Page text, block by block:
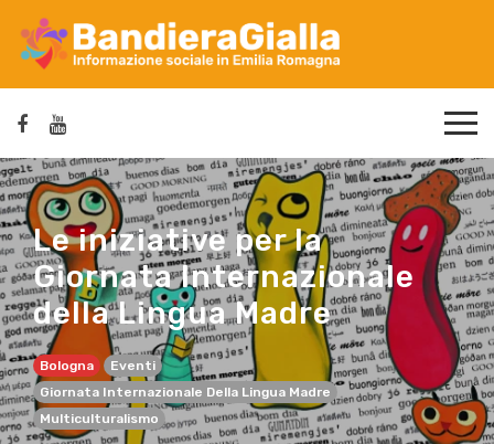
Le iniziative per la
Giornata Internazionale
della Lingua Madre
Bologna
Eventi
Giornata Internazionale Della Lingua Madre
Multiculturalismo